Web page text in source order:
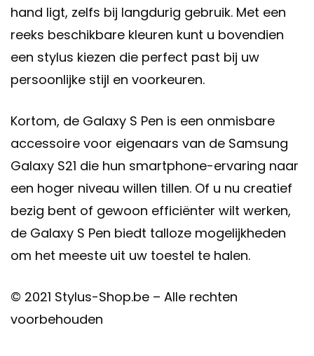
hand ligt, zelfs bij langdurig gebruik. Met een
reeks beschikbare kleuren kunt u bovendien
een stylus kiezen die perfect past bij uw
persoonlijke stijl en voorkeuren.
Kortom, de Galaxy S Pen is een onmisbare
accessoire voor eigenaars van de Samsung
Galaxy S21 die hun smartphone-ervaring naar
een hoger niveau willen tillen. Of u nu creatief
bezig bent of gewoon efficiënter wilt werken,
de Galaxy S Pen biedt talloze mogelijkheden
om het meeste uit uw toestel te halen.
© 2021 Stylus-Shop.be – Alle rechten
voorbehouden